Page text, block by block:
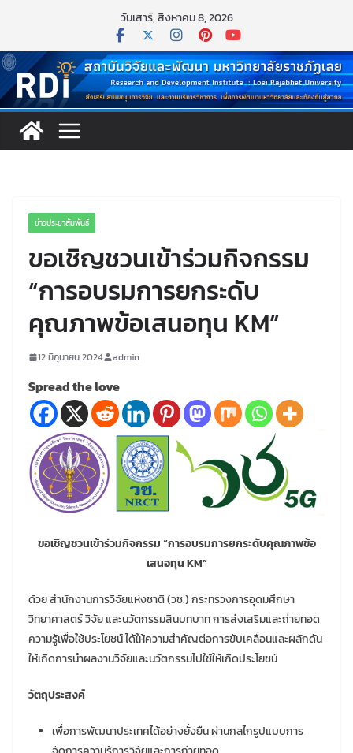
content
วันเสาร์, สิงหาคม 8, 2026
ข่าวประชาสัมพันธ์
ขอเชิญชวนเข้าร่วมกิจกรรม
“การอบรมการยกระดับ
คุณภาพข้อเสนอทุน KM”
12 มิถุนายน 2024 admin
Spread the love
ขอเชิญชวนเข้าร่วมกิจกรรม “การอบรมการยกระดับคุณภาพข้อ
เสนอทุน KM”
ด้วย สำนักงานการวิจัยแห่งชาติ (วช.) กระทรวงการอุดมศึกษา
วิทยาศาสตร์ วิจัย และนวัตกรรมสินบทบาท การส่งเสริมและถ่ายทอด
ความรู้เพื่อใช้ประโยชน์ ได้ให้ความสำคัญต่อการขับเคลื่อนและผลักดัน
ให้เกิดการนำผลงานวิจัยและนวัตกรรมไปใช้ให้เกิดประโยชน์
วัตถุประสงค์
เพื่อการพัฒนาประเทศได้อย่างยั่งยืน ผ่านกลไกรูปแบบการ